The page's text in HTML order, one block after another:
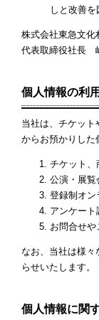
しと改善を
株式会社東急文化
代表取締役社長
個人情報の利
当社は、チケッ
からお預かりした
チケット、
公演・展覧
登録制オン
アンケー
お問合せ
なお、当社は様々
らせいたします。
個人情報に関